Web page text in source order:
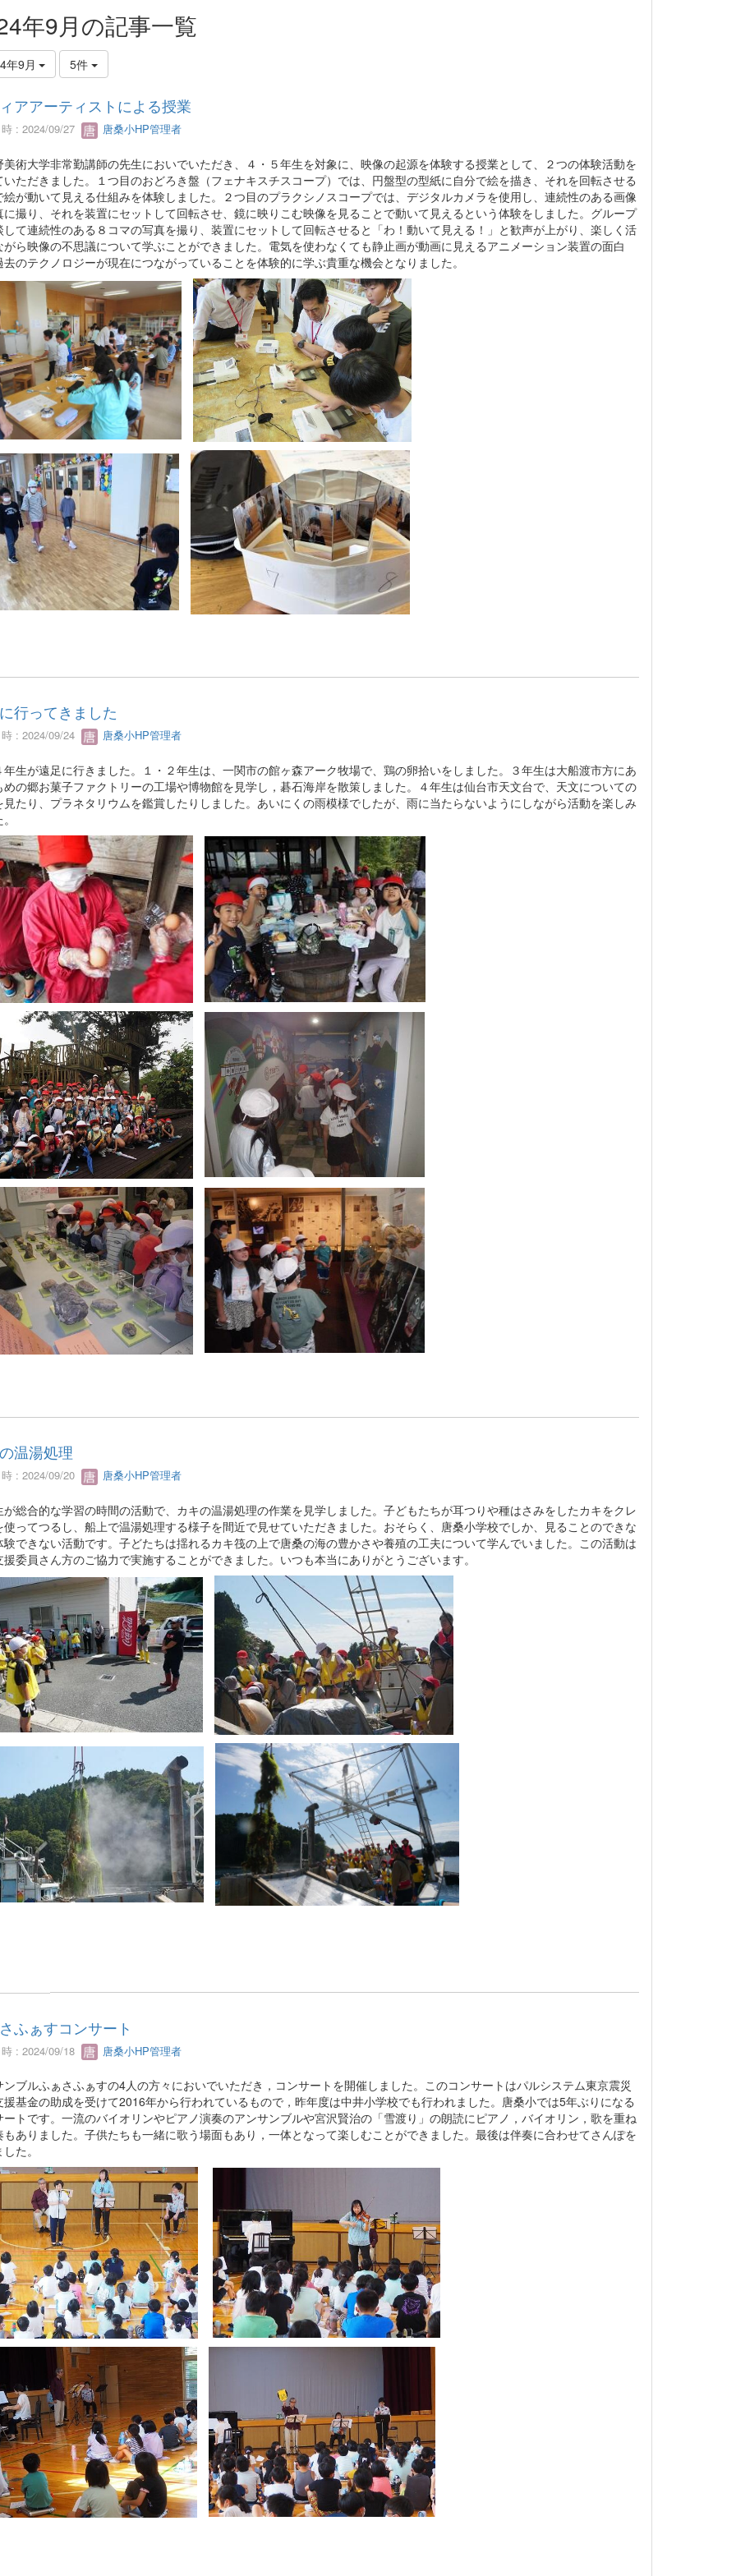
年9月の記事一覧
年9月 5件
アアーティストによる授業
: 2024/09/27 唐桑小HP管理者
美術大学非常勤講師の先生においでいただき、４・５年生を対象に、映像の起源を体験する授業として、２つの体験活動を
いただきました。１つ目のおどろき盤（フェナキスチスコープ）では、円盤型の型紙に自分で絵を描き、それを回転させる
絵が動いて見える仕組みを体験しました。２つ目のプラクシノスコープでは、デジタルカメラを使用し、連続性のある画像
に撮り、それを装置にセットして回転させ、鏡に映りこむ映像を見ることで動いて見えるという体験をしました。グループ
して連続性のある８コマの写真を撮り、装置にセットして回転させると「わ！動いて見える！」と歓声が上がり、楽しく活
がら映像の不思議について学ぶことができました。電気を使わなくても静止画が動画に見えるアニメーション装置の面白
のテクノロジーが現在につながっていることを体験的に学ぶ貴重な機会となりました。
行ってきました
: 2024/09/24 唐桑小HP管理者
年生が遠足に行きました。１・２年生は、一関市の館ヶ森アーク牧場で、鶏の卵拾いをしました。３年生は大船渡市方にあ
めの郷お菓子ファクトリーの工場や博物館を見学し，碁石海岸を散策しました。４年生は仙台市天文台で、天文についての
見たり、プラネタリウムを鑑賞したりしました。あいにくの雨模様でしたが、雨に当たらないようにしながら活動を楽しみ
温湯処理
: 2024/09/20 唐桑小HP管理者
が総合的な学習の時間の活動で、カキの温湯処理の作業を見学しました。子どもたちが耳つりや種はさみをしたカキをクレ
使ってつるし、船上で温湯処理する様子を間近で見せていただきました。おそらく、唐桑小学校でしか、見ることのできな
験できない活動です。子どたちは揺れるカキ筏の上で唐桑の海の豊かさや養殖の工夫について学んでいました。この活動は
委員さん方のご協力で実施することができました。いつも本当にありがとうございます。
ふぁすコンサート
: 2024/09/18 唐桑小HP管理者
ンブルふぁさふぁすの4人の方々においでいただき，コンサートを開催しました。このコンサートはパルシステム東京震災
援基金の助成を受けて2016年から行われているもので，昨年度は中井小学校でも行われました。唐桑小では5年ぶりになる
ートです。一流のバイオリンやピアノ演奏のアンサンブルや宮沢賢治の「雪渡り」の朗読にピアノ，バイオリン，歌を重ね
もありました。子供たちも一緒に歌う場面もあり，一体となって楽しむことができました。最後は伴奏に合わせてさんぽを
た。